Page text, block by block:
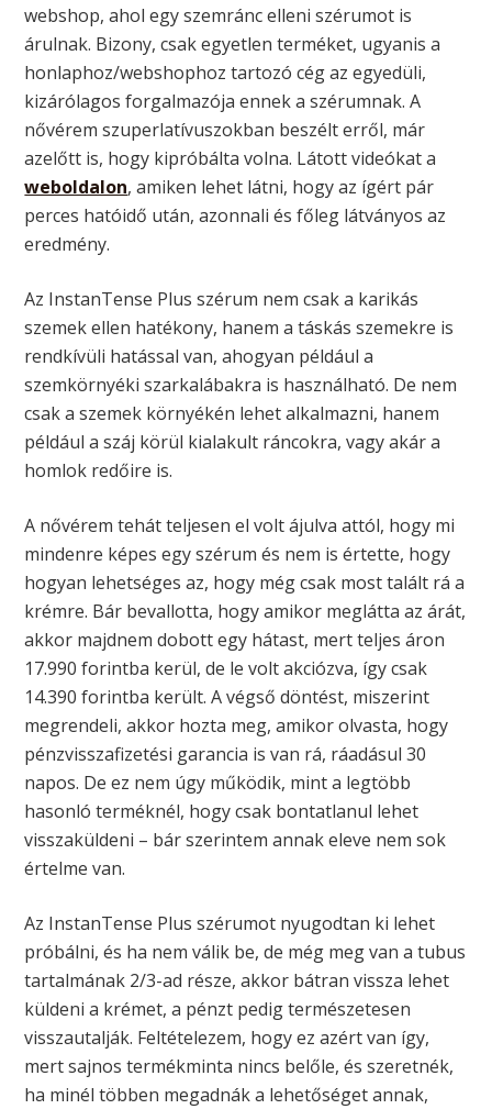
webshop, ahol egy szemránc elleni szérumot is
árulnak. Bizony, csak egyetlen terméket, ugyanis a
honlaphoz/webshophoz tartozó cég az egyedüli,
kizárólagos forgalmazója ennek a szérumnak. A
nővérem szuperlatívuszokban beszélt erről, már
azelőtt is, hogy kipróbálta volna. Látott videókat a
weboldalon, amiken lehet látni, hogy az ígért pár
perces hatóidő után, azonnali és főleg látványos az
eredmény.
Az InstanTense Plus szérum nem csak a karikás
szemek ellen hatékony, hanem a táskás szemekre is
rendkívüli hatással van, ahogyan például a
szemkörnyéki szarkalábakra is használható. De nem
csak a szemek környékén lehet alkalmazni, hanem
például a száj körül kialakult ráncokra, vagy akár a
homlok redőire is.
A nővérem tehát teljesen el volt ájulva attól, hogy mi
mindenre képes egy szérum és nem is értette, hogy
hogyan lehetséges az, hogy még csak most talált rá a
krémre. Bár bevallotta, hogy amikor meglátta az árát,
akkor majdnem dobott egy hátast, mert teljes áron
17.990 forintba kerül, de le volt akciózva, így csak
14.390 forintba került. A végső döntést, miszerint
megrendeli, akkor hozta meg, amikor olvasta, hogy
pénzvisszafizetési garancia is van rá, ráadásul 30
napos. De ez nem úgy működik, mint a legtöbb
hasonló terméknél, hogy csak bontatlanul lehet
visszaküldeni – bár szerintem annak eleve nem sok
értelme van.
Az InstanTense Plus szérumot nyugodtan ki lehet
próbálni, és ha nem válik be, de még meg van a tubus
tartalmának 2/3-ad része, akkor bátran vissza lehet
küldeni a krémet, a pénzt pedig természetesen
visszautalják. Feltételezem, hogy ez azért van így,
mert sajnos termékminta nincs belőle, és szeretnék,
ha minél többen megadnák a lehetőséget annak,